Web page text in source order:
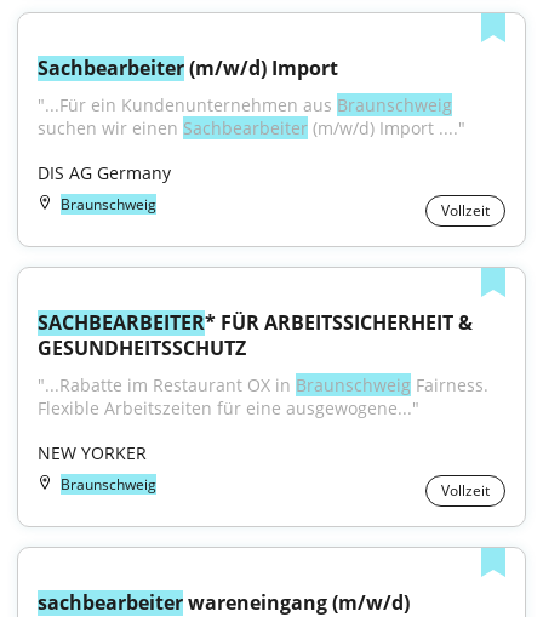
Sachbearbeiter (m/w/d) Import
"...Für ein Kundenunternehmen aus Braunschweig
suchen wir einen Sachbearbeiter (m/w/d) Import ...."
DIS AG Germany
Braunschweig Vollzeit
SACHBEARBEITER* FÜR ARBEITSSICHERHEIT &
GESUNDHEITSSCHUTZ
"...Rabatte im Restaurant OX in Braunschweig Fairness.
Flexible Arbeitszeiten für eine ausgewogene..."
NEW YORKER
Braunschweig Vollzeit
sachbearbeiter wareneingang (m/w/d)